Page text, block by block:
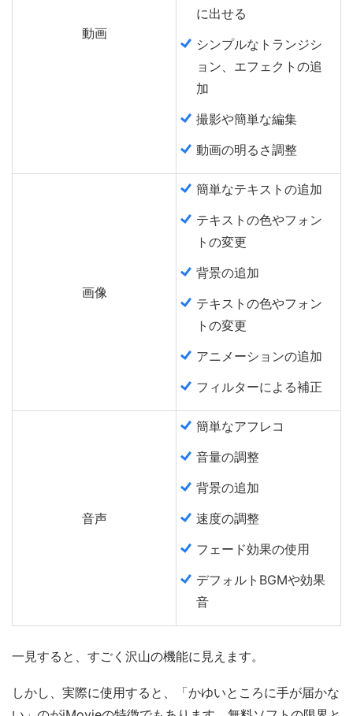
動画
に出せる
シンプルなトランジシ
ョン、エフェクトの追
加
撮影や簡単な編集
動画の明るさ調整
画像
簡単なテキストの追加
テキストの色やフォン
トの変更
背景の追加
テキストの色やフォン
トの変更
アニメーションの追加
フィルターによる補正
音声
簡単なアフレコ
音量の調整
背景の追加
速度の調整
フェード効果の使用
デフォルトBGMや効果
音
一見すると、すごく沢山の機能に見えます。
しかし、実際に使用すると、「かゆいところに手が届かな